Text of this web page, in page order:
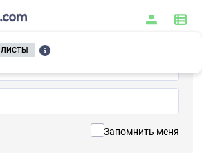
Запомнить меня
ЛИСТЫ
приборы и автоматика / Датчики /
/ 2A205HM-80(T)